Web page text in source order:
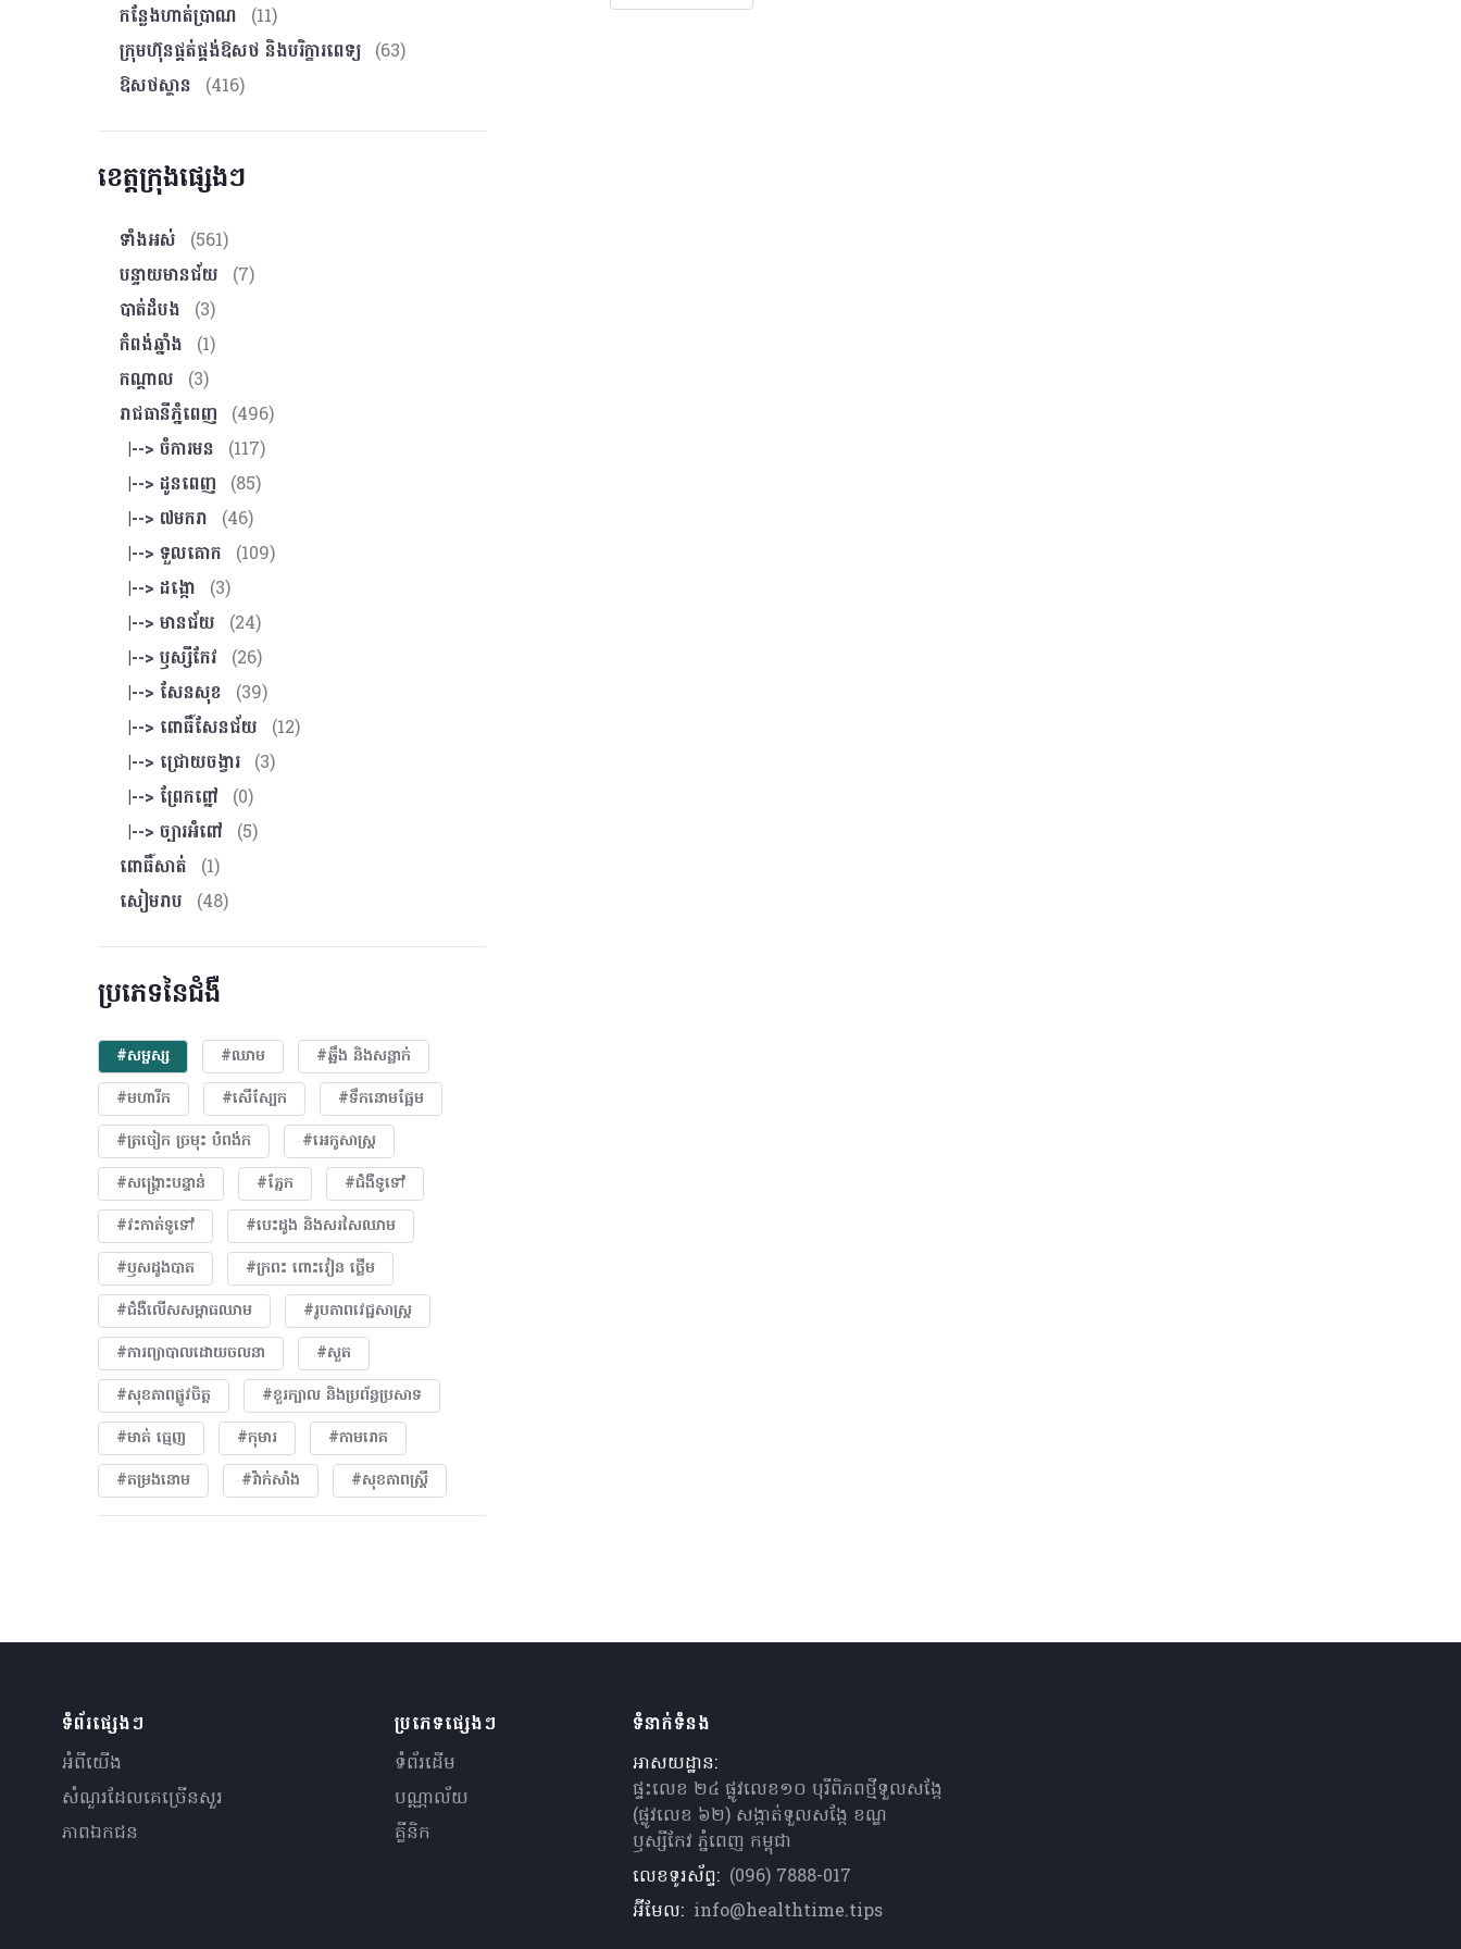
កន្លែងហាត់ប្រាណ
(11)
ក្រុមហ៊ុនផ្គត់ផ្គង់ឱសថ និងបរិក្ខារពេទ្យ (63)
ឱសថស្ថាន
(416)
ខេត្តក្រុងផ្សេងៗ
ទាំងអស់
(561)
បន្ទាយមានជ័យ
(7)
បាត់ដំបង
(3)
កំពង់ឆ្នាំង
(1)
កណ្ដាល
(3)
រាជធានីភ្នំពេញ
(496)
|--> ចំការមន
(117)
|--> ដូនពេញ
(85)
|--> ៧មករា
(46)
|--> ទួលគោក
(109)
|--> ដង្កោ
(3)
|--> មានជ័យ
(24)
|--> ឫស្សីកែវ
(26)
|--> សែនសុខ
(39)
|--> ពោធិ៍សែនជ័យ
(12)
|--> ជ្រោយចង្វារ (3)
|--> ព្រែកព្នៅ
(0)
|--> ច្បារអំពៅ
(5)
ពោធិ៍សាត់
(1)
សៀមរាប
(48)
ប្រភេទនៃជំងឺ
#សម្ផស្ស #ឈាម
#ឆ្អឹង និងសន្លាក់
#មហារីក​
#សើស្បែក
#ទឹកនោមផ្អែម
#ត្រចៀក ច្រមុះ បំពង់ក
#អេកូសាស្រ្ត
#សង្គ្រោះបន្ទាន់
#ភ្នែក​
#ជំងឺទូទៅ
#វះកាត់ទូទៅ
#បេះដូង​ និងសរសៃឈាម
#ឫសដូងបាត
#ក្រពះ ពោះវៀន ថ្លើម
#ជំងឺលើសសម្ពាធឈាម
#​រូបភាពវេជ្ជសាស្រ្ត
#ការព្យាបាលដោយ​ចលនា
#សួត
#សុខភាពផ្លូវចិត្ត
#ខួរក្បាល និងប្រព័ន្ធប្រសាទ
#មាត់ ធ្មេញ
#កុមារ
#កាមរោគ
#តម្រងនោម
#វ៉ាក់សាំង #សុខភាពស្រ្តី
ទំព័រផ្សេងៗ
អំពីយើង
សំណួរ​ដែលគេ​ច្រើន​សួរ
ភាពឯកជន
ប្រភេទផ្សេងៗ
ទំព័រដើម
បណ្ណាល័យ
គ្លីនិក
ទំនាក់ទំនង
អាសយដ្ឋាន:
ផ្ទះលេខ ២៤ ផ្លូវលេខ១០ បុរីពិភពថ្មីទួលសង្កែ
(ផ្លូវលេខ ៦២) សង្កាត់ទួលសង្កែ ខណ្ឌ
ឫស្សីកែវ ភ្នំពេញ កម្ពុជា
លេខទូរស័ព្ទ: (096) 7888-017
អ៊ីមែល: info@healthtime.tips